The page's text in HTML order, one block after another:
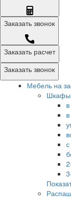
Заказать звонок
Заказать расчет
Заказать звонок
Мебель на